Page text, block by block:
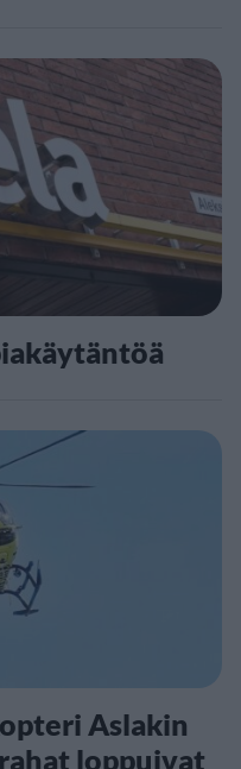
Aslakin
loppuivat